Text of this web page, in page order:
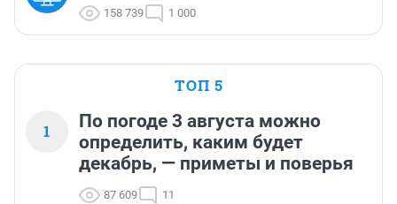
158 739 1 000
ТОП 5
1
По погоде 3 августа можно
определить, каким будет
декабрь, — приметы и поверья
87 609 11